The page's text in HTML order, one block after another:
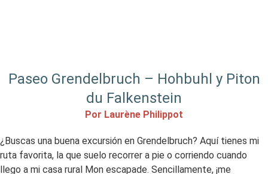
Paseo Grendelbruch – Hohbuhl y Piton
du Falkenstein
Por Laurène Philippot
¿Buscas una buena excursión en Grendelbruch? Aquí tienes mi
ruta favorita, la que suelo recorrer a pie o corriendo cuando
llego a mi casa rural Mon escapade. Sencillamente, ¡me